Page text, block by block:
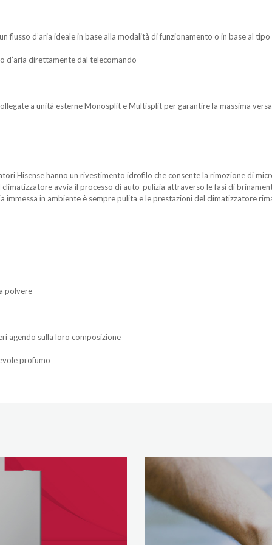
flusso d’aria ideale in base alla modalità di funzionamento o in base al
d’aria direttamente dal telecomando
a unità esterne Monosplit e Multisplit per garantire la massima
Hisense hanno un rivestimento idrofilo che consente la rimozione di
avvia il processo di auto-pulizia attraverso le fasi di
immessa in ambiente è sempre pulita e le prestazioni del climatizzatore
polvere
agendo sulla loro composizione
profumo